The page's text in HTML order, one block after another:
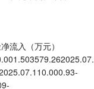
流入（万元）